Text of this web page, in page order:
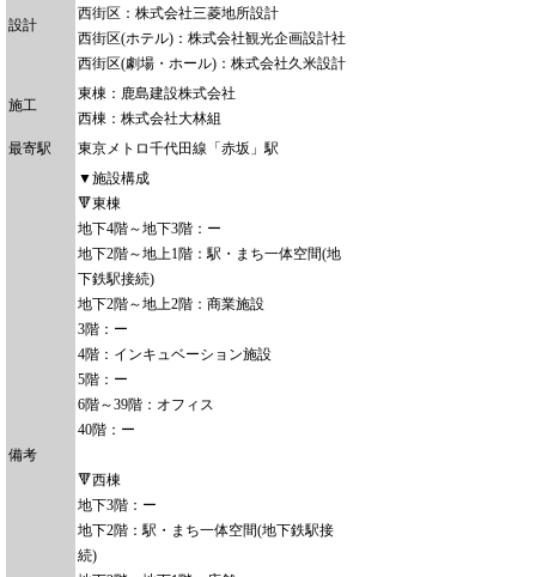
設計
西街区：株式会社三菱地所設計
西街区(ホテル)：株式会社観光企画設計社
西街区(劇場・ホール)：株式会社久米設計
施工
東棟：鹿島建設株式会社
西棟：株式会社大林組
最寄駅
東京メトロ千代田線「赤坂」駅
備考
▼施設構成
🔻東棟
地下4階～地下3階：ー
地下2階～地上1階：駅・まち一体空間(地
下鉄駅接続)
地下2階～地上2階：商業施設
3階：ー
4階：インキュベーション施設
5階：ー
6階～39階：オフィス
40階：ー
🔻西棟
地下3階：ー
地下2階：駅・まち一体空間(地下鉄駅接
続)